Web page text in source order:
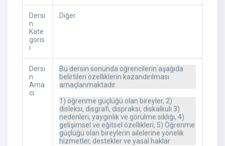
Dersi
n
Kate
goris
i
Diğer
Dersi
n
Ama
cı
Bu dersin sonunda öğrencilerin aşağıda
belirtilen özelliklerin kazandırılması
amaçlanmaktadır.
1) öğrenme güçlüğü olan bireyler, 2)
disleksi, disgrafi, dispraksi, diskalkuli 3)
nedenleri, yaygınlık ve görülme sıklığı, 4)
gelişimsel ve eğitsel özellikleri, 5) Öğrenme
güçlüğü olan bireylerin ailelerine yönelik
hizmetler, destekler ve yasal haklar